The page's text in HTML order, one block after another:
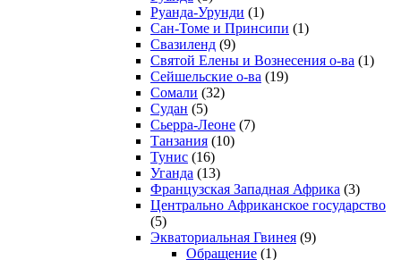
Руанда-Урунди (1)
Сан-Томе и Принсипи (1)
Свазиленд (9)
Святой Елены и Вознесения о-ва (1)
Сейшельские о-ва (19)
Сомали (32)
Судан (5)
Сьерра-Леоне (7)
Танзания (10)
Тунис (16)
Уганда (13)
Французская Западная Африка (3)
Центрально Африканское государство
(5)
Экваториальная Гвинея (9)
Обращение (1)